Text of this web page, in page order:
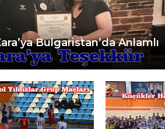
Bulgaristan’da Anlamlı